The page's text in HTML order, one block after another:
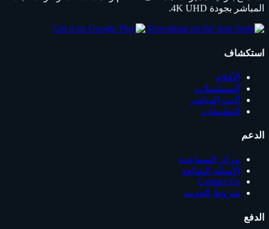
المباشر بجودة 4K UHD.
استكشاف
الأفلام
المسلسلات
البث المباشر
التطبيقات
الدعم
مركز المساعدة
الأسئلة الشائعة
Contact Us
شروط الخدمة
الدفع